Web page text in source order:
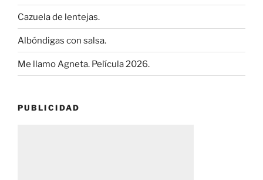
Cazuela de lentejas.
Albóndigas con salsa.
Me llamo Agneta. Película 2026.
PUBLICIDAD